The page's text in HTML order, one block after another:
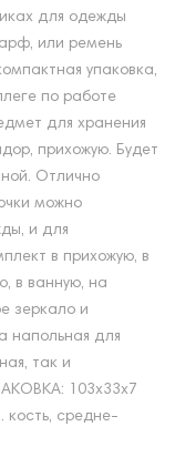
для одежды
или ремень
упаковка,
по работе
для хранения
прихожую. Будет
Отлично
можно
и для
в прихожую, в
в ванную, на
зеркало и
напольная для
так и
103х33х7
кость, средне-